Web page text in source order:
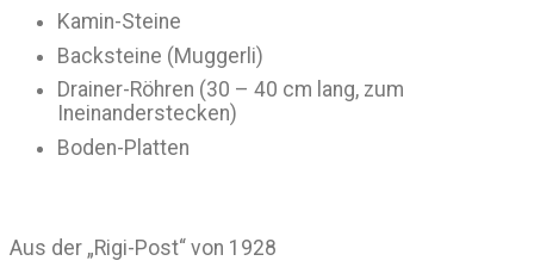
Kamin-Steine
Backsteine (Muggerli)
Drainer-Röhren (30 – 40 cm lang, zum
Ineinanderstecken)
Boden-Platten
Aus der „Rigi-Post“ von 1928